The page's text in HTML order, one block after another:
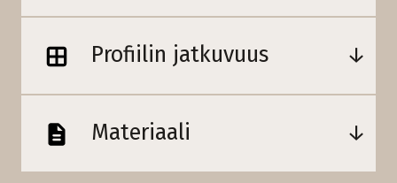
Profiilin jatkuvuus
Materiaali